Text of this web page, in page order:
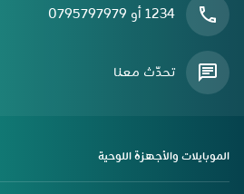
1234 أو 0795797979
تحدّث معنا
الموبايلات والأجهزة اللوحية